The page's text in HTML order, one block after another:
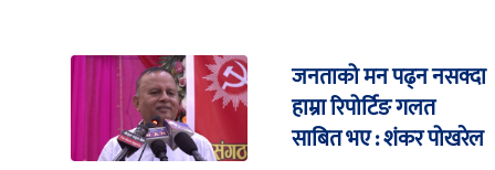
जनताको मन पढ्न नसक्दा
हाम्रा रिपोर्टिङ गलत
साबित भए : शंकर पोखरेल